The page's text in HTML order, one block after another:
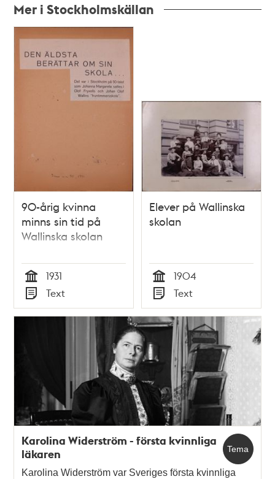
Mer i Stockholmskällan
90-årig kvinna
minns sin tid på
Wallinska skolan
Tid
1931
Typ
Text
Elever på Wallinska
skolan
Tid
1904
Typ
Text
Tema
Karolina Widerström - första kvinnliga
läkaren
Karolina Widerström var Sveriges första kvinnliga